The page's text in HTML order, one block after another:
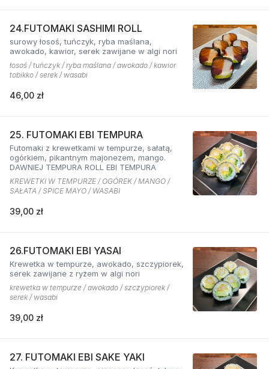
24.FUTOMAKI SASHIMI ROLL
surowy łosoś, tuńczyk, ryba maślana,
awokado, kawior, serek zawijane w algi nori
łosoś / tuńczyk / ryba maślana / awokado / kawior
tobikko / serek / wasabi
46,00 zł
25. FUTOMAKI EBI TEMPURA
Futomaki z krewetkami w tempurze, sałatą,
ogórkiem, pikantnym majonezem, mango.
DAWNIEJ TEMPURA ROLL EBI TEMPURA
KREWETKI W TEMPURZE / OGÓREK / MANGO /
SAŁATA / SPICE MAYO / WASABI
39,00 zł
26.FUTOMAKI EBI YASAI
Krewetka w tempurze, awokado, szczypiorek,
serek zawijane z ryżem w algi nori
krewetka w tempurze / awokado / szczypiorek /
serek / wasabi
39,00 zł
27. FUTOMAKI EBI SAKE YAKI